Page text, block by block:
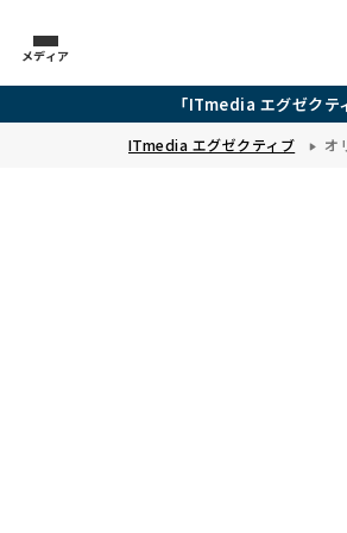
メディア
「ITmedia エグゼクテ
ITmedia エグゼクティブ オ